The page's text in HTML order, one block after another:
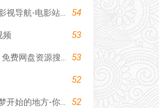
54
频 53
53
52
52